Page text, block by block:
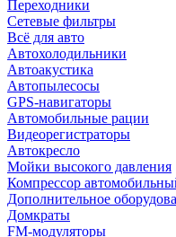
Переходники
Сетевые фильтры
Всё для авто
Автохолодильники
Автоакустика
Автопылесосы
GPS-навигаторы
Автомобильные рации
Видеорегистраторы
Автокресло
Мойки высокого давления
Компрессор
Дополнительное
Домкраты
FM-модуляторы